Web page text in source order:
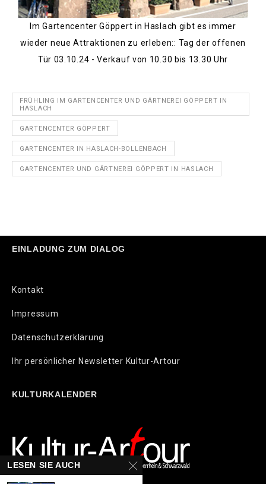
Im Gartencenter Göppert in Haslach gibt es immer
wieder neue Attraktionen zu erleben:: Tag der offenen
Tür 03.10.24 - Verkauf von 10.30 bis 13.30 Uhr
FRÜHLING IM GARTENCENTER UND GÄRTNEREI GÖPPERT IN
HASLACH
GARTENCENTER GÖPPERT
GARTENCENTER IN HASLACH-BOLLENBACH
GARTENCENTER UND GÄRTNEREI GÖPPERT IN HASLACH
EINLADUNG ZUM DIALOG
Kontakt
Impressum
Datenschutzerklärung
Ihr persönlicher Newsletter Kultur-Artour
KULTURKALENDER
LESEN SIE AUCH